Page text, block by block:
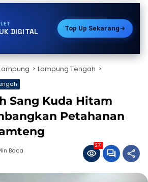
GAME
DIGITAL Top Up Sekarang
Lampung Tengah
Sang Kuda Hitam
Petahanan
Baca
271